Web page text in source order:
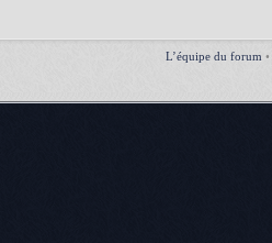
L’équipe du forum •